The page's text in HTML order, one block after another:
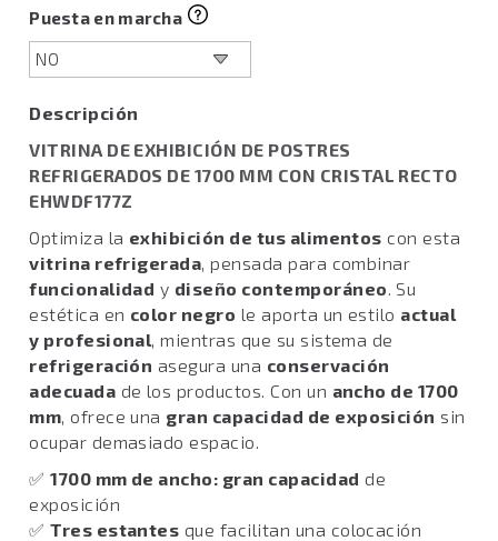
Puesta en marcha
Descripción
VITRINA DE EXHIBICIÓN DE POSTRES
REFRIGERADOS DE 1700 MM CON CRISTAL RECTO
EHWDF177Z
Optimiza la exhibición de tus alimentos con esta
vitrina refrigerada, pensada para combinar
funcionalidad y diseño contemporáneo. Su
estética en color negro le aporta un estilo actual
y profesional, mientras que su sistema de
refrigeración asegura una conservación
adecuada de los productos. Con un ancho de 1700
mm, ofrece una gran capacidad de exposición sin
ocupar demasiado espacio.
✅1700 mm de ancho: gran capacidad de
exposición
✅Tres estantes que facilitan una colocación